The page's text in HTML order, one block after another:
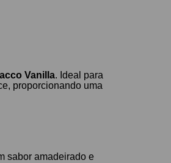
Vanilla. Ideal para
proporcionando uma
sabor amadeirado e